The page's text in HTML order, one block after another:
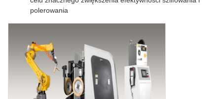
polerowania